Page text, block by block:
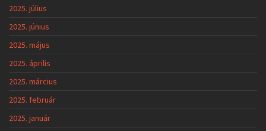
2025. július
2025. június
2025. május
2025. április
2025. március
2025. február
2025. január